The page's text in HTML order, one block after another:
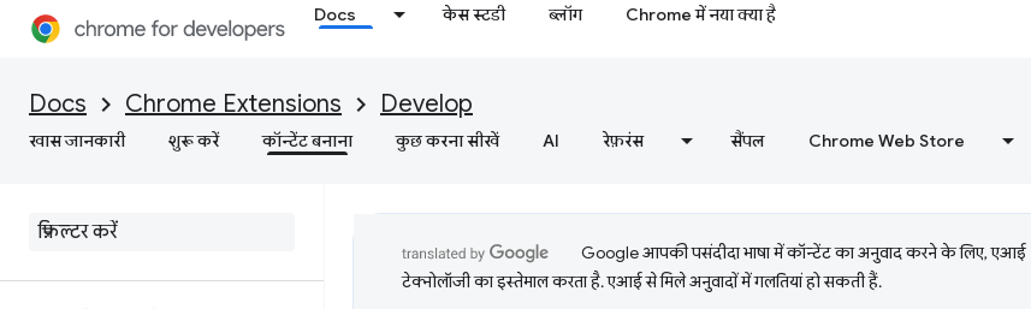
Docs केस स्टडी ब्लॉग Chrome में नया क्या है
Docs Chrome Extensions Develop
खास जानकारी शुरू करें कॉन्टेंट बनाना कुछ करना सीखें AI रेफ़रंस सैंपल Chrome Web Store
Google आपकी पसंदीदा भाषा में कॉन्टेंट का अनुवाद करने के लिए, एआई
टेक्नोलॉजी का इस्तेमाल करता है. एआई से मिले अनुवादों में गलतियां हो सकती हैं.